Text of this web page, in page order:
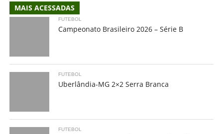
MAIS ACESSADAS
FUTEBOL
Campeonato Brasileiro 2026 – Série B
FUTEBOL
Uberlândia-MG 2×2 Serra Branca
FUTEBOL